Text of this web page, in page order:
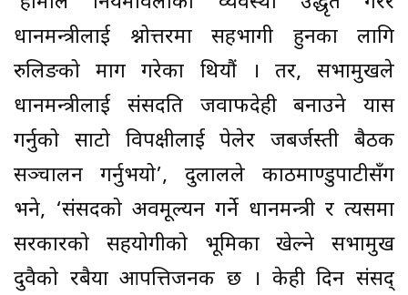
प्रधानमन्त्रीलाई प्रश्नोत्तरमा सहभागी हुनका लागि
रुलिङको माग गरेका थियौं । तर, सभामुखले
प्रधानमन्त्रीलाई संसदप्रति जवाफदेही बनाउने प्रयास
गर्नुको साटो विपक्षीलाई पेलेर जबर्जस्ती बैठक
सञ्चालन गर्नुभयो’, दुलालले काठमाण्डुपाटीसँग
भने, ‘संसदको अवमूल्यन गर्ने प्रधानमन्त्री र त्यसमा
सरकारको सहयोगीको भूमिका खेल्ने सभामुख
दुवैको रबैया आपत्तिजनक छ । केही दिन संसद्